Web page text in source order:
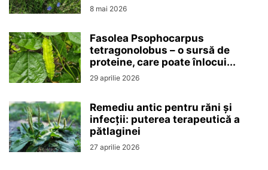
8 mai 2026
Fasolea Psophocarpus
tetragonolobus – o sursă de
proteine, care poate înlocui...
29 aprilie 2026
Remediu antic pentru răni și
infecții: puterea terapeutică a
pătlaginei
27 aprilie 2026